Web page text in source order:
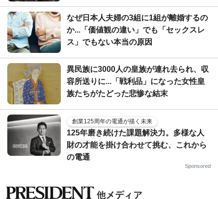
なぜ日本人夫婦の3組に1組が離婚するの
か...「価値観の違い」でも「セックスレ
ス」でもない本当の原因
異民族に3000人の皇族が連れ去られ、収
容所送りに...「戦利品」になった女性皇
族たちがたどった悲惨な結末
創業125周年の電通が描く未来
125年磨き続けた課題解決力。多様な人
財の才能を掛け合わせて挑む、これから
の電通
Sponsored